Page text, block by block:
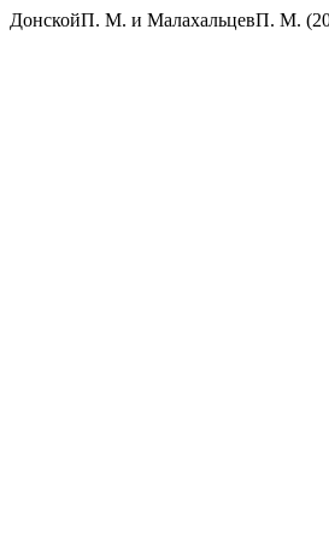
ДонскойП. М. и МалахальцевП. М.